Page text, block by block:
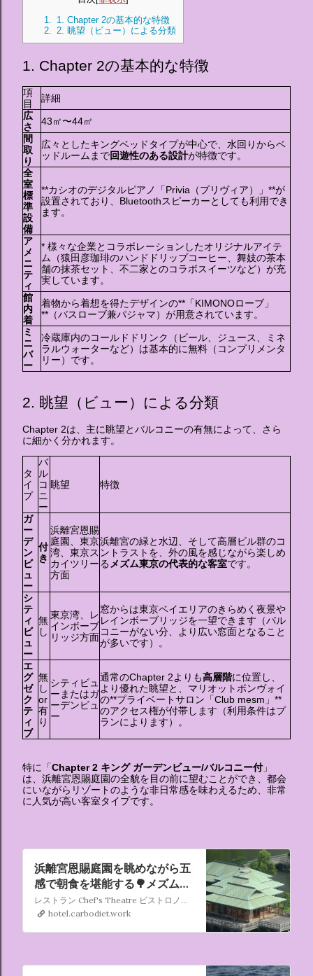
1.
1. Chapter 2の基本的な特徴
2.
2. 眺望（ビュー）による分類
1. Chapter 2の基本的な特徴
項
目
詳細
広
さ
43㎡〜44㎡
間
取
り
広々としたキングベッドタイプが中心で、水回りからベ
ッドルームまで回遊性のある設計が特徴です。
全
室
標
準
設
備
**カシオのデジタルピアノ「Privia（プリヴィア）」**が
設置されており、Bluetoothスピーカーとしても利用でき
ます。
ア
メ
ニ
テ
ィ
* 様々な企業とコラボレーションしたオリジナルアイテ
ム（猿田彦珈琲のハンドドリップコーヒー、舞妓の茶本
舗の抹茶セット、不二家とのコラボスイーツなど）が充
実しています。
館
内
着
着物から着想を得たデザインの**「KIMONOローブ」
**（バスローブ兼パジャマ）が用意されています。
ミ
ニ
バ
ー
冷蔵庫内のコールドドリンク（ビール、ジュース、ミネ
ラルウォーターなど）は基本的に無料（コンプリメンタ
リー）です。
2. 眺望（ビュー）による分類
Chapter 2は、主に眺望とバルコニーの有無によって、さら
に細かく分かれます。
タ
イ
プ
バ
ル
コ
ニ
ー
眺望 特徴
ガ
ー
デ
ン
ビ
ュ
ー
付
き
浜離宮恩賜
庭園、東京
湾、東京ス
カイツリー
方面
浜離宮の緑と水辺、そして高層ビル群のコ
ントラストを、外の風を感じながら楽しめ
る メズム東京の代表的な客室です。
シ
テ
ィ
ビ
ュ
ー
無
し
東京湾、レ
インボーブ
リッジ方面
窓からは東京ベイエリアのきらめく夜景や
レインボーブリッジを一望できます（バル
コニーがない分、より広い窓面となること
が多いです）。
エ
グ
ゼ
ク
テ
ィ
ブ
無
し
or
有
り
シティビュ
ーまたはガ
ーデンビュ
ー
通常のChapter 2よりも高層階に位置し、
より優れた眺望と、マリオットボンヴォイ
の**プライベートサロン「Club mesm」**
のアクセス権が付帯します（利用条件はプ
ランによります）。
特に「Chapter 2 キング ガーデンビュー/バルコニー付」
は、浜離宮恩賜庭園の全貌を目の前に望むことができ、都会
にいながらリゾートのような非日常感を味わえるため、非常
に人気が高い客室タイプです。
浜離宮恩賜庭園を眺めながら五
感で朝食を堪能する🌳メズム東
京2022/07/10-11
レストラン Chef's Theatre ビストロノミースタイルのフレンチを、オープンキッチンのライブ感とともに楽しむレストラン。ストーリーとともに紡がれる美食体験を、五感すべてでご堪能ください。
hotel.carbodiet.work